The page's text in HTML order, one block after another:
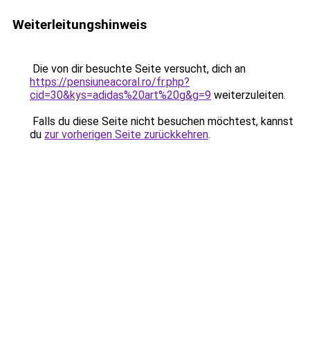
Weiterleitungshinweis
Die von dir besuchte Seite versucht, dich an
https://pensiuneacoral.ro/fr.php?
cid=30&kys=adidas%20art%20g&g=9 weiterzuleiten.
Falls du diese Seite nicht besuchen möchtest, kannst
du zur vorherigen Seite zurückkehren.